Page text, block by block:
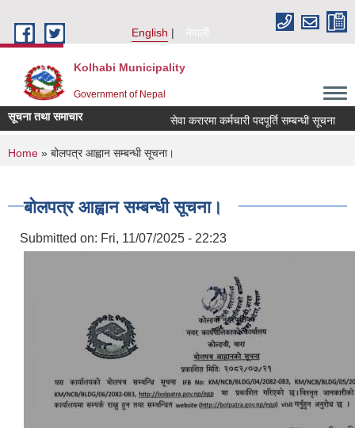
English
नेपाली
Kolhabi Municipality
Government of Nepal
सूचना तथा समाचार सेवा करारमा कर्मचारी पदपूर्ति सम्बन्धी सूचना
You are here
Home » बोलपत्र आह्वान सम्बन्धी सूचना।
बोलपत्र आह्वान सम्बन्धी सूचना।
Submitted on: Fri, 11/07/2025 - 22:23